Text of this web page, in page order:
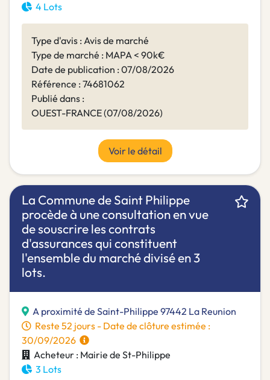
4 Lots
Type d'avis : Avis de marché
Type de marché : MAPA < 90k€
Date de publication : 07/08/2026
Référence : 74681062
Publié dans :
OUEST-FRANCE (07/08/2026)
Voir le détail
La Commune de Saint Philippe
procède à une consultation en vue
de souscrire les contrats
d'assurances qui constituent
l'ensemble du marché divisé en 3
lots.
A proximité de Saint-Philippe 97442 La Reunion
Reste 52 jours - Date de clôture estimée :
30/09/2026
Acheteur : Mairie de St-Philippe
3 Lots